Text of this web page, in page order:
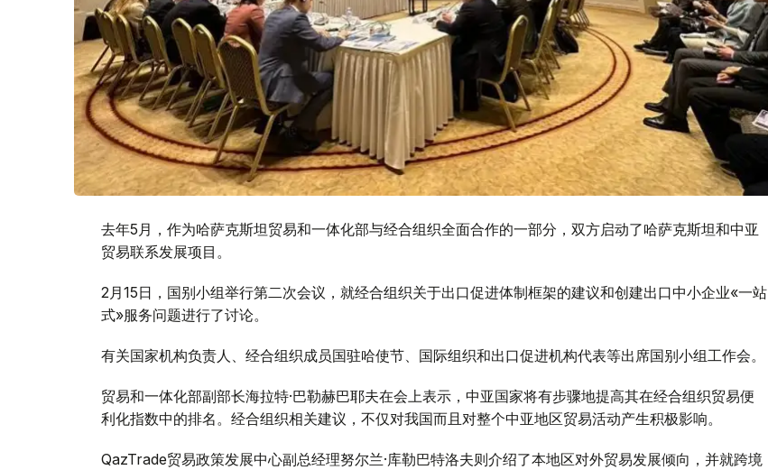
去年5月，作为哈萨克斯坦贸易和一体化部与经合组织全面合作的一部分，双方启动了哈萨克斯坦和中亚
贸易联系发展项目。
2月15日，国别小组举行第二次会议，就经合组织关于出口促进体制框架的建议和创建出口中小企业«一站
式»服务问题进行了讨论。
有关国家机构负责人、经合组织成员国驻哈使节、国际组织和出口促进机构代表等出席国别小组工作会。
贸易和一体化部副部长海拉特·巴勒赫巴耶夫在会上表示，中亚国家将有步骤地提高其在经合组织贸易便
利化指数中的排名。经合组织相关建议，不仅对我国而且对整个中亚地区贸易活动产生积极影响。
QazTrade贸易政策发展中心副总经理努尔兰·库勒巴特洛夫则介绍了本地区对外贸易发展倾向，并就跨境